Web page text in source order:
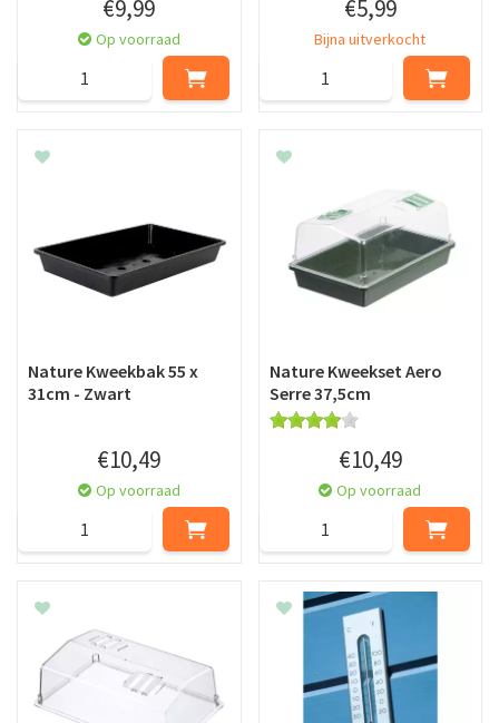
€9,99
Op voorraad
€5,99
Bijna uitverkocht
Nature Kweekbak 55 x
31cm - Zwart
€10,49
Op voorraad
Nature Kweekset Aero
Serre 37,5cm
€10,49
Op voorraad